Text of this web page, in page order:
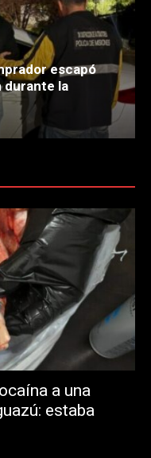
escapó
durante la
a una
estaba